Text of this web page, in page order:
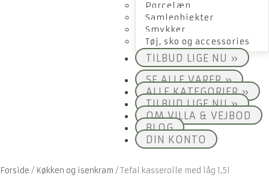
Porcelæn
Samleobjekter
Smykker
Tøj, sko og accessories
TILBUD LIGE NU »
SE ALLE VARER »
ALLE KATEGORIER »
TILBUD LIGE NU »
OM VILLA & VEJBOD
BLOG
DIN KONTO
Forside / Køkken og isenkram /Tefal kasserolle med låg 1,5l